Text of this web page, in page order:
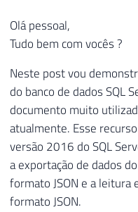
Olá pessoal,
Tudo bem com vocês ?
Neste post vou
do banco de dados SQL
documento muito
atualmente. Esse
versão 2016 do SQL
a exportação de dados
formato JSON e a leitura
formato JSON.